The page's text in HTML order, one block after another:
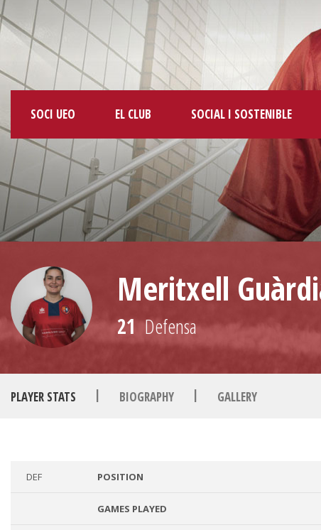
SOCI UEO EL CLUB SOCIAL I SOSTENIBLE
Meritxell
21 Defensa
PLAYER STATS | BIOGRAPHY | GALLERY
DEF POSITION
GAMES PLAYED